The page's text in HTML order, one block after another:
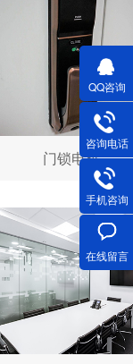
门锁电机
QQ咨询
咨询电话
手机咨询
在线留言